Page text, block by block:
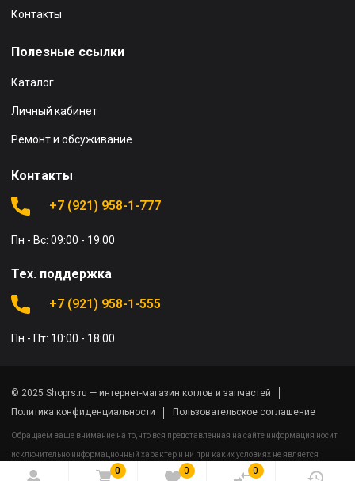
0 0 0
Контакты
Полезные ссылки
Каталог
Личный кабинет
Ремонт и обсуживание
Контакты
+7 (921) 958-1-777
Пн - Вс: 09:00 - 19:00
Тех. поддержка
+7 (921) 958-1-555
Пн - Пт: 10:00 - 18:00
© 2025 Shoprs.ru — интернет-магазин котлов и запчастей
Политика конфиденциальности
Пользовательское соглашение
Обращаем ваше внимание на то, что вся представленная на сайте информация носит
исключительно информационный характер и ни при каких условиях не является
публичной офертой определяемой положениями Статьи 437(2) Гражданского кодекса